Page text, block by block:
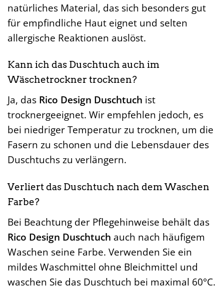
natürliches Material, das sich besonders gut
für empfindliche Haut eignet und selten
allergische Reaktionen auslöst.
Kann ich das Duschtuch auch im
Wäschetrockner trocknen?
Ja, das Rico Design Duschtuch ist
trocknergeeignet. Wir empfehlen jedoch, es
bei niedriger Temperatur zu trocknen, um die
Fasern zu schonen und die Lebensdauer des
Duschtuchs zu verlängern.
Verliert das Duschtuch nach dem Waschen
Farbe?
Bei Beachtung der Pflegehinweise behält das
Rico Design Duschtuch auch nach häufigem
Waschen seine Farbe. Verwenden Sie ein
mildes Waschmittel ohne Bleichmittel und
waschen Sie das Duschtuch bei maximal 60°C.